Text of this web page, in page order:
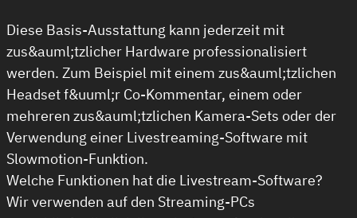
Diese Basis-Ausstattung kann jederzeit mit
zus&auml;tzlicher Hardware professionalisiert
werden. Zum Beispiel mit einem zus&auml;tzlichen
Headset f&uuml;r Co-Kommentar, einem oder
mehreren zus&auml;tzlichen Kamera-Sets oder der
Verwendung einer Livestreaming-Software mit
Slowmotion-Funktion.
Welche Funktionen hat die Livestream-Software?
Wir verwenden auf den Streaming-PCs